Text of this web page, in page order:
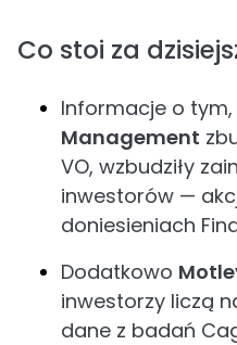
Co stoi za
Informacje o tym,
Management
VO, wzbudziły
inwestorów —
doniesieniach
Dodatkowo
inwestorzy liczą
dane z badań